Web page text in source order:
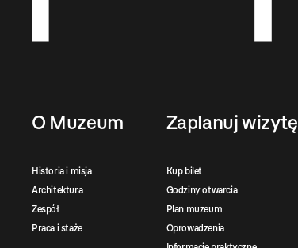
O Muzeum
Historia i misja
Architektura
Zespół
Praca i staże
Zaplanuj wizytę
Kup bilet
Godziny otwarcia
Plan muzeum
Oprowadzenia